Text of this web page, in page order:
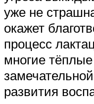
уже не
окажет
процесс
многие
развития